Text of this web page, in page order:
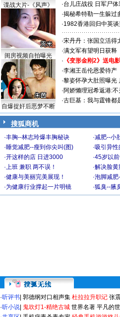
谍战大片-《风声》
闺房视频自拍曝光
自爆捉奸后恶梦不断
·台儿庄战役 日军尸
·揭秘希特勒一生躲过
·1982香港回归中英
·宋丹丹：张国立活得
·满文军有望明日获释
· 《变形金刚2》送电
·李湘王岳伦恩爱待产
·黎姿怀孕大肚照曝光
·阿娇懒理冠希返港:
·古巨基：我与霆锋都
搜狐商机
·丰胸--林志玲爆丰胸秘诀 ·减肥--小
·睡觉减肥--瘦到你尖叫(图) ·吸引异性
·开这样的店 日进3000 ·45岁以
·上班 兼职 两不误！ ·解决脸黄
·健康与美丽完美展现！ ·泡脚减肥
·为健康行业撑起一片明镜 ·狐臭--腋
·听评书 郭德纲对口相声集 杜拉拉升职记 张
·听小说 鬼吹灯1-精绝古城 世界名著 平凡的